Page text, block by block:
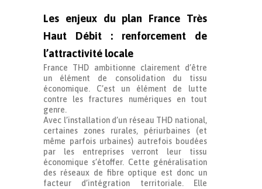
Les enjeux du plan France Très
Haut Débit : renforcement de
l’attractivité locale
France THD ambitionne clairement d’être
un élément de consolidation du tissu
économique. C’est un élément de lutte
contre les fractures numériques en tout
genre.
Avec l’installation d’un réseau THD national,
certaines zones rurales, périurbaines (et
même parfois urbaines) autrefois boudées
par les entreprises verront leur tissu
économique s’étoffer. Cette généralisation
des réseaux de fibre optique est donc un
facteur d’intégration territoriale. Elle